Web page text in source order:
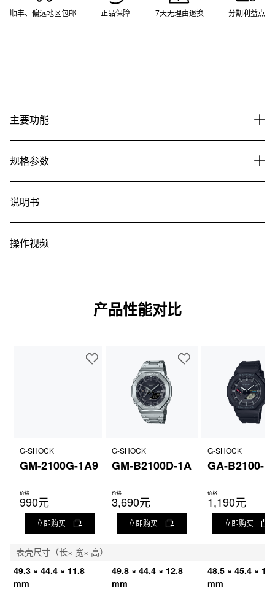
顺丰、偏远地区包邮 正品保障 7天无理由退换 分期利益点
主要功能
规格参数
说明书
操作视频
产品性能对比
G-SHOCK
GM-2100G-1A9
价格
990元
立即购买
G-SHOCK
GM-B2100D-1A
价格
3,690元
立即购买
G-SHOCK
GA-B2100-
价格
1,190元
立即购买
表壳尺寸（长× 宽× 高）
49.3 × 44.4 × 11.8
mm
49.8 × 44.4 × 12.8
mm
48.5 × 45.4 ×
mm